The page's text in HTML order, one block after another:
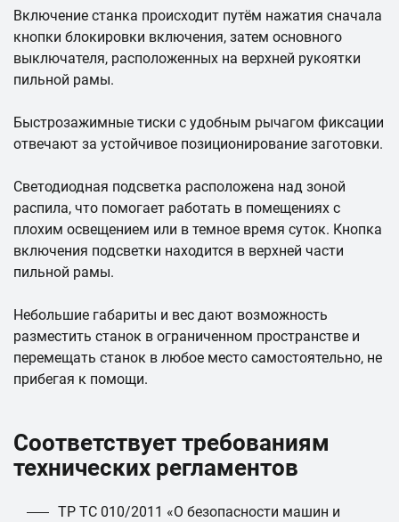
Включение станка происходит путём нажатия сначала
кнопки блокировки включения, затем основного
выключателя, расположенных на верхней рукоятки
пильной рамы.
Быстрозажимные тиски с удобным рычагом фиксации
отвечают за устойчивое позиционирование заготовки.
Светодиодная подсветка расположена над зоной
распила, что помогает работать в помещениях с
плохим освещением или в темное время суток. Кнопка
включения подсветки находится в верхней части
пильной рамы.
Небольшие габариты и вес дают возможность
разместить станок в ограниченном пространстве и
перемещать станок в любое место самостоятельно, не
прибегая к помощи.
Соответствует требованиям
технических регламентов
ТР ТС 010/2011 «О безопасности машин и